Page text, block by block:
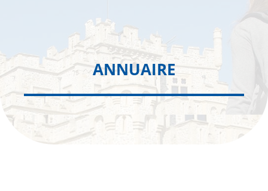
ANNUAIRE